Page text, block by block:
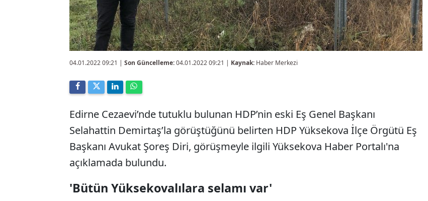
04.01.2022 09:21 | Son Güncelleme:04.01.2022 09:21 | Kaynak: Haber Merkezi
Edirne Cezaevi’nde tutuklu bulunan HDP’nin eski Eş Genel Başkanı
Selahattin Demirtaş’la görüştüğünü belirten HDP Yüksekova İlçe Örgütü Eş
Başkanı Avukat Şoreş Diri, görüşmeyle ilgili Yüksekova Haber Portalı'na
açıklamada bulundu.
'Bütün Yüksekovalılara selamı var'